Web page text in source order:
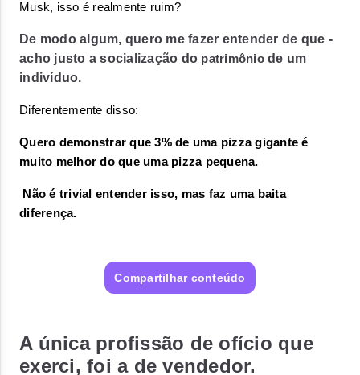
Musk, isso é realmente ruim?
De modo algum, quero me fazer entender de que -
acho justo a socialização do patrimôniode um
indivíduo.
Diferentemente disso:
Quero demonstrar que 3% de uma pizza gigante é
muito melhor do que uma pizza pequena.
Não é trivial entender isso, mas faz uma baita
diferença.
Compartilhar conteúdo
A única profissão de ofício que
exerci, foi a de vendedor.